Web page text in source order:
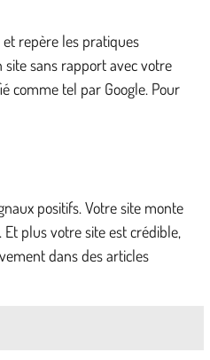
repère les pratiques
site sans rapport avec votre
comme tel par Google. Pour
positifs. Votre site monte
plus votre site est crédible,
dans des articles